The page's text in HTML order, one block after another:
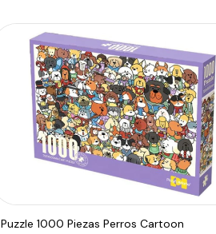
Puzzle 1000 Piezas Perros Cartoon